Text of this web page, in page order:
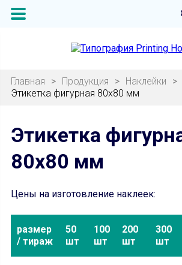
Главная > Продукция > Наклейки
>
Этикетка фигурная 80х80 мм
Этикетка
80х80 мм
Цены на изготовление наклеек:
размер
/ тираж
50
шт
100
шт
200
шт
300
шт